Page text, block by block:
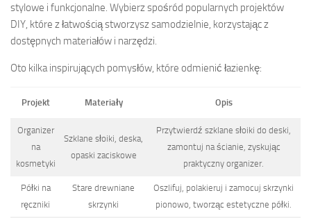
stylowe i funkcjonalne. Wybierz spośród popularnych projektów
DIY, które z łatwością stworzysz samodzielnie, korzystając z
dostępnych materiałów i narzędzi.
Oto kilka inspirujących pomysłów, które odmienić łazienkę:
Projekt Materiały Opis
Organizer
na
kosmetyki
Szklane słoiki, deska,
opaski zaciskowe
Przytwierdź szklane słoiki do deski,
zamontuj na ścianie, zyskując
praktyczny organizer.
Półki na
ręczniki
Stare drewniane
skrzynki
Oszlifuj, polakieruj i zamocuj skrzynki
pionowo, tworząc estetyczne półki.